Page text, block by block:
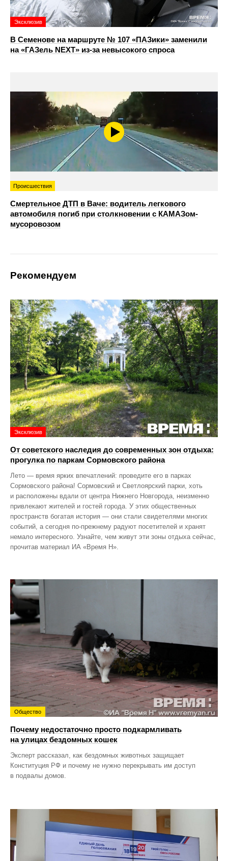
Эксклюзив
В Семенове на маршруте № 107 «ПАЗики» заменили
на «ГАЗель NEXT» из‑за невысокого спроса
Происшествия
Смертельное ДТП в Ваче: водитель легкового
автомобиля погиб при столкновении с КАМАЗом-
мусоровозом
Рекомендуем
Эксклюзив
От советского наследия до современных зон отдыха:
прогулка по паркам Сормовского района
Лето — время ярких впечатлений: проведите его в парках
Сормовского района! Сормовский и Светлоярский парки, хоть
и расположены вдали от центра Нижнего Новгорода, неизменно
привлекают жителей и гостей города. У этих общественных
пространств богатая история — они стали свидетелями многих
событий, а сегодня по‑прежнему радуют посетителей и хранят
немало интересного. Узнайте, чем живут эти зоны отдыха сейчас,
прочитав материал ИА «Время Н».
Общество
Почему недостаточно просто подкармливать
на улицах бездомных кошек
Эксперт рассказал, как бездомных животных защищает
Конституция РФ и почему не нужно перекрывать им доступ
в подвалы домов.